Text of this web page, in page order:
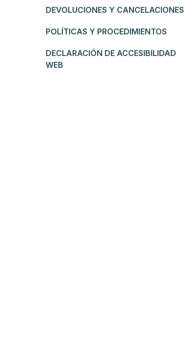
DEVOLUCIONES Y CANCELACIONES
POLÍTICAS Y PROCEDIMIENTOS
DECLARACIÓN DE ACCESIBILIDAD
WEB